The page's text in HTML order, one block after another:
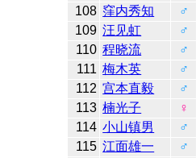
108 窪内秀知 ♂
109 汪见虹 ♂
110 程晓流 ♂
111 梅木英 ♂
112 宫本直毅 ♂
113 楠光子 ♀
114 小山镇男 ♂
115 江面雄一 ♂